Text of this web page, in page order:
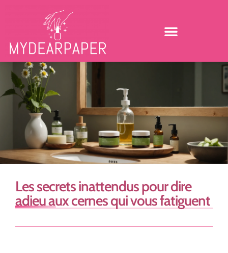
Les secrets inattendus pour dire
adieu aux cernes qui vous fatiguent